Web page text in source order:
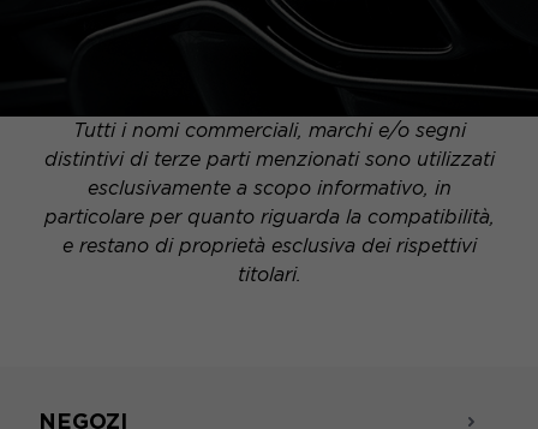
Tutti i nomi commerciali, marchi e/o segni
distintivi di terze parti menzionati sono utilizzati
esclusivamente a scopo informativo, in
particolare per quanto riguarda la compatibilità,
e restano di proprietà esclusiva dei rispettivi
titolari.
NEGOZI